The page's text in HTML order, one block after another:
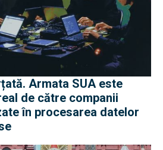
Armata SUA este
de către companii
în procesarea datelor